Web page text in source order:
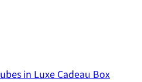
in Luxe Cadeau Box